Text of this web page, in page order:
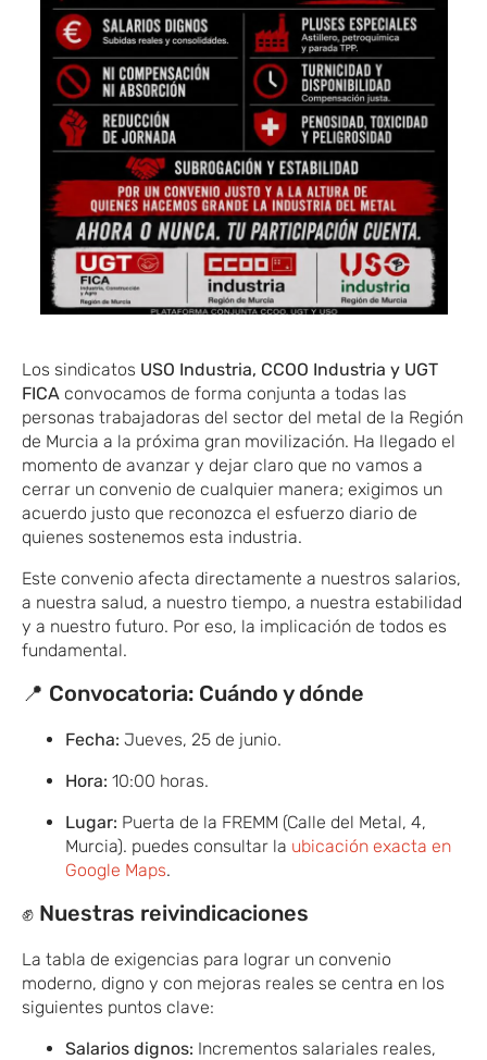
Los sindicatos USO Industria, CCOO Industria y UGT
FICA convocamos de forma conjunta a todas las
personas trabajadoras del sector del metal de la Región
de Murcia a la próxima gran movilización. Ha llegado el
momento de avanzar y dejar claro que no vamos a
cerrar un convenio de cualquier manera; exigimos un
acuerdo justo que reconozca el esfuerzo diario de
quienes sostenemos esta industria.
Este convenio afecta directamente a nuestros salarios,
a nuestra salud, a nuestro tiempo, a nuestra estabilidad
y a nuestro futuro. Por eso, la implicación de todos es
fundamental.
📍 Convocatoria: Cuándo y dónde
Fecha: Jueves, 25 de junio.
Hora: 10:00 horas.
Lugar: Puerta de la FREMM (Calle del Metal, 4,
Murcia). puedes consultar la ubicación exacta en
Google Maps.
✊ Nuestras reivindicaciones
La tabla de exigencias para lograr un convenio
moderno, digno y con mejoras reales se centra en los
siguientes puntos clave:
Salarios dignos: Incrementos salariales reales,